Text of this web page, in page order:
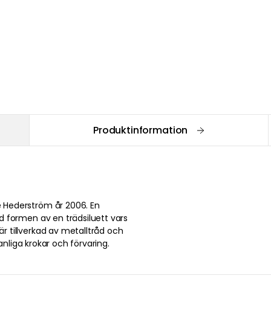
Produktinformation
år 2006. En
formen av en trädsiluett vars
tillverkad av metalltråd och
krokar och förvaring.